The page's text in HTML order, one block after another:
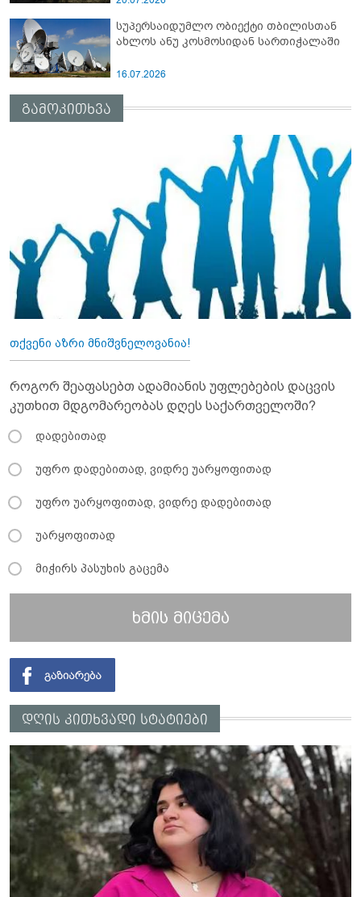
სუპერსაიდუმლო ობიექტი თბილისთან
ახლოს ანუ კოსმოსიდან სართიჭალაში
16.07.2026
გამოკითხვა
თქვენი აზრი მნიშვნელოვანია!
როგორ შეაფასებთ ადამიანის უფლებების დაცვის
კუთხით მდგომარეობას დღეს საქართველოში?
დადებითად
უფრო დადებითად, ვიდრე უარყოფითად
უფრო უარყოფითად, ვიდრე დადებითად
უარყოფითად
მიჭირს პასუხის გაცემა
ხმის მიცემა
დღის კითხვადი სტატიები